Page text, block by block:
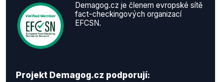
Demagog.cz je členem evropské sítě
fact-checkingových organizací
EFCSN.
Projekt Demagog.cz podporují: